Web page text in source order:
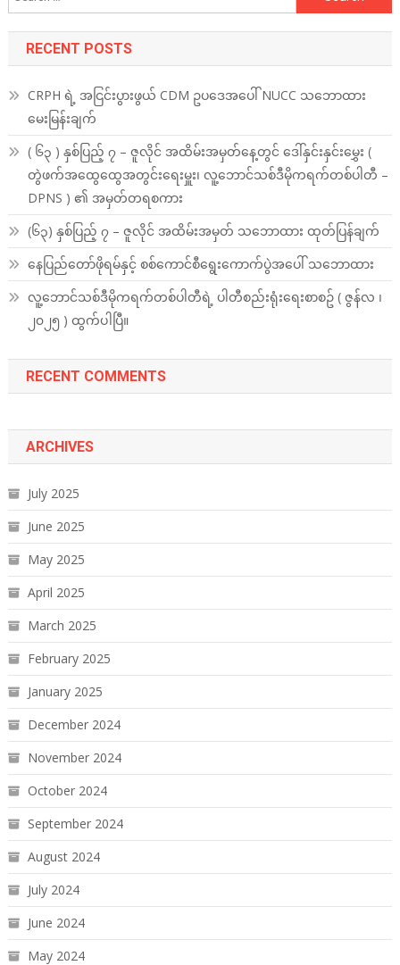
for:
RECENT POSTS
CRPH ရဲ့ အငြင်းပွားဖွယ် CDM ဥပဒေအပေါ် NUCC သဘောထား
မေးမြန်းချက်
( ၆၃ ) နှစ်ပြည့် ၇ – ဇူလိုင် အထိမ်းအမှတ်နေ့တွင် ဒေါ်နှင်းနှင်းမွှေး (
တွဲဖက်အထွေထွေအတွင်းရေးမှူး၊ လူ့ဘောင်သစ်ဒီမိုကရက်တစ်ပါတီ –
DPNS ) ၏ အမှတ်တရစကား
(၆၃) နှစ်ပြည့် ၇ – ဇူလိုင် အထိမ်းအမှတ် သဘောထား ထုတ်ပြန်ချက်
နေပြည်တော်ဖိုရမ်နှင့် စစ်ကောင်စီရွေးကောက်ပွဲအပေါ် သဘောထား
လူ့ဘောင်သစ်ဒီမိုကရက်တစ်ပါတီရဲ့ ပါတီစည်းရုံးရေးစာစဥ် ( ဇွန်လ ၊
၂၀၂၅ ) ထွက်ပါပြီ။
RECENT COMMENTS
ARCHIVES
July 2025
June 2025
May 2025
April 2025
March 2025
February 2025
January 2025
December 2024
November 2024
October 2024
September 2024
August 2024
July 2024
June 2024
May 2024